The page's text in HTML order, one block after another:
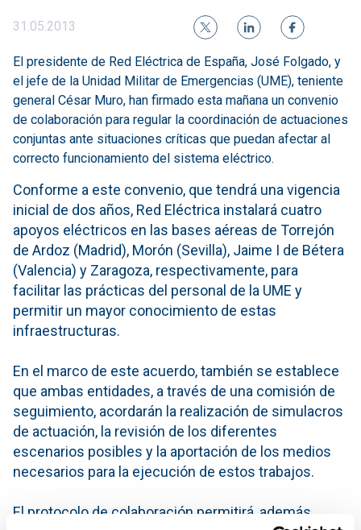
31.05.2013
El presidente de Red Eléctrica de España, José Folgado, y
el jefe de la Unidad Militar de Emergencias (UME), teniente
general César Muro, han firmado esta mañana un convenio
de colaboración para regular la coordinación de actuaciones
conjuntas ante situaciones críticas que puedan afectar al
correcto funcionamiento del sistema eléctrico.
Conforme a este convenio, que tendrá una vigencia
inicial de dos años, Red Eléctrica instalará cuatro
apoyos eléctricos en las bases aéreas de Torrejón
de Ardoz (Madrid), Morón (Sevilla), Jaime I de Bétera
(Valencia) y Zaragoza, respectivamente, para
facilitar las prácticas del personal de la UME y
permitir un mayor conocimiento de estas
infraestructuras.
En el marco de este acuerdo, también se establece
que ambas entidades, a través de una comisión de
seguimiento, acordarán la realización de simulacros
de actuación, la revisión de los diferentes
escenarios posibles y la aportación de los medios
necesarios para la ejecución de estos trabajos.
El protocolo de colaboración permitirá, además,